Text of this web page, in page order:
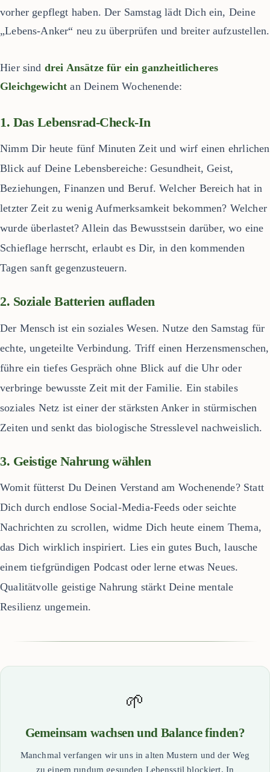
vorher gepflegt haben. Der Samstag lädt Dich ein, Deine
„Lebens-Anker“ neu zu überprüfen und breiter aufzustellen.
Hier sind drei Ansätze für ein ganzheitlicheres
Gleichgewicht an Deinem Wochenende:
1. Das Lebensrad-Check-In
Nimm Dir heute fünf Minuten Zeit und wirf einen ehrlichen
Blick auf Deine Lebensbereiche: Gesundheit, Geist,
Beziehungen, Finanzen und Beruf. Welcher Bereich hat in
letzter Zeit zu wenig Aufmerksamkeit bekommen? Welcher
wurde überlastet? Allein das Bewusstsein darüber, wo eine
Schieflage herrscht, erlaubt es Dir, in den kommenden
Tagen sanft gegenzusteuern.
2. Soziale Batterien aufladen
Der Mensch ist ein soziales Wesen. Nutze den Samstag für
echte, ungeteilte Verbindung. Triff einen Herzensmenschen,
führe ein tiefes Gespräch ohne Blick auf die Uhr oder
verbringe bewusste Zeit mit der Familie. Ein stabiles
soziales Netz ist einer der stärksten Anker in stürmischen
Zeiten und senkt das biologische Stresslevel nachweislich.
3. Geistige Nahrung wählen
Womit fütterst Du Deinen Verstand am Wochenende? Statt
Dich durch endlose Social-Media-Feeds oder seichte
Nachrichten zu scrollen, widme Dich heute einem Thema,
das Dich wirklich inspiriert. Lies ein gutes Buch, lausche
einem tiefgründigen Podcast oder lerne etwas Neues.
Qualitätvolle geistige Nahrung stärkt Deine mentale
Resilienz ungemein.
🌱
Gemeinsam wachsen und Balance finden?
Manchmal verfangen wir uns in alten Mustern und der Weg
zu einem rundum gesunden Lebensstil blockiert. In